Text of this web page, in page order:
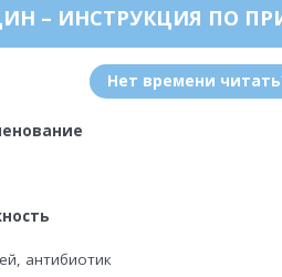
– ИНСТРУКЦИЯ ПО
Нет времени
антибиотик